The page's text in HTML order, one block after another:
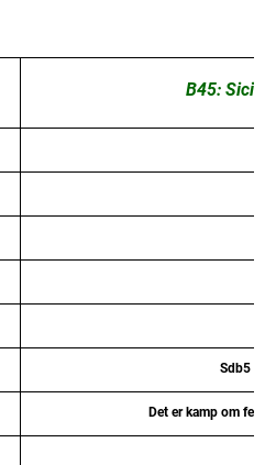
B45:
Sdb5
Det er kamp om